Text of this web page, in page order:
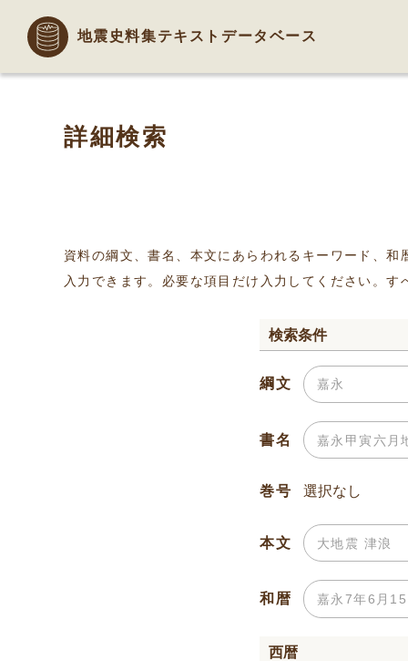
地震史料集テキストデータベース
詳細検索
資料の綱文、書名、本文にあらわれるキーワード、
入力できます。必要な項目だけ入力してください。
検索条件
綱文
書名
巻号
本文
和暦
西暦